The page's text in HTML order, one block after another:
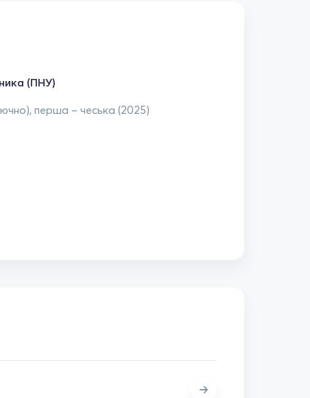
(ПНУ)
перша – чеська (2025)